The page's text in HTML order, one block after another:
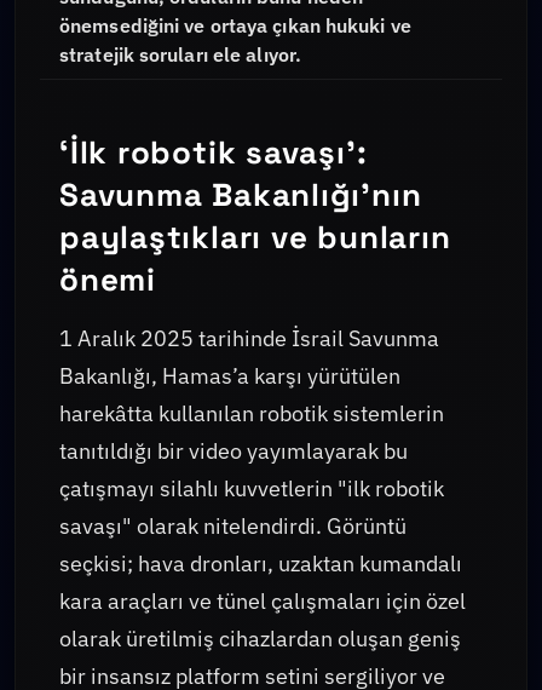
önemsediğini ve ortaya çıkan hukuki ve
stratejik soruları ele alıyor.
‘İlk robotik savaşı’:
Savunma Bakanlığı’nın
paylaştıkları ve bunların
önemi
1 Aralık 2025 tarihinde İsrail Savunma
Bakanlığı, Hamas’a karşı yürütülen
harekâtta kullanılan robotik sistemlerin
tanıtıldığı bir video yayımlayarak bu
çatışmayı silahlı kuvvetlerin "ilk robotik
savaşı" olarak nitelendirdi. Görüntü
seçkisi; hava dronları, uzaktan kumandalı
kara araçları ve tünel çalışmaları için özel
olarak üretilmiş cihazlardan oluşan geniş
bir insansız platform setini sergiliyor ve